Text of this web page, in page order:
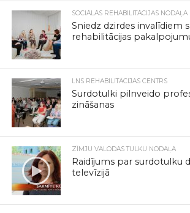
SOCIĀLĀS REHABILITĀCIJAS NODAĻA
Sniedz dzirdes invalīdiem
rehabilitācijas
LNS REHABILITĀCIJAS CENTRS
Surdotulki pilnveido
zināšanas
ZĪMJU VALODAS TULKU NODAĻA
Raidījums par surdotulku
televīzijā